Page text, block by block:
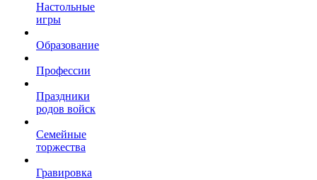
Настольные
игры
Образование
Профессии
Праздники
родов войск
Семейные
торжества
Гравировка